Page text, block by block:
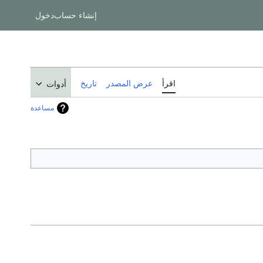
إنشاء حسابدخول
اقرأ عرض المصدر تاريخ أدوات
مساعدة